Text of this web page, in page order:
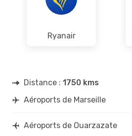
Ryanair
Distance : 1750 kms
Aéroports de Marseille
Aéroports de Ouarzazate